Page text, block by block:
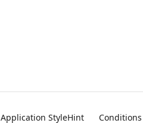
Application StyleHint